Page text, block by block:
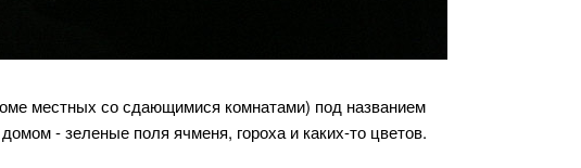
местных со сдающимися комнатами) под названием
- зеленые поля ячменя, гороха и каких-то цветов.